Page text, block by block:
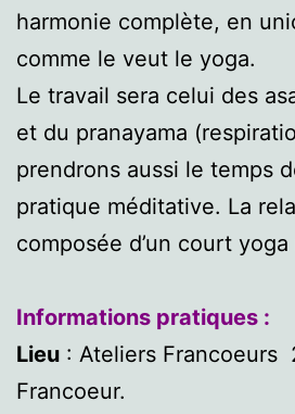
harmonie complète, en
comme le veut le yoga.
Le travail sera celui des
et du pranayama
prendrons aussi le temps
pratique méditative. La
composée d’un court yoga
Informations pratiques :
Lieu : Ateliers Francoeurs
Francoeur.